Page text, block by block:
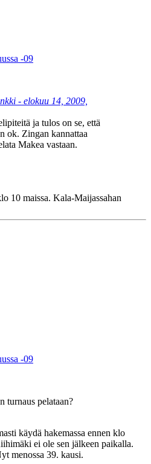
-09
- elokuu 14, 2009,
ja tulos on se, että
ok. Zingan kannattaa
Makea vastaan.
10 maissa. Kala-Maijassahan
-09
turnaus pelataan?
käydä hakemassa ennen klo
ei ole sen jälkeen paikalla.
menossa 39. kausi.